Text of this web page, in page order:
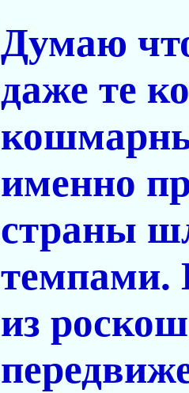
Думаю
даже те
именно
страны
темпами.
из